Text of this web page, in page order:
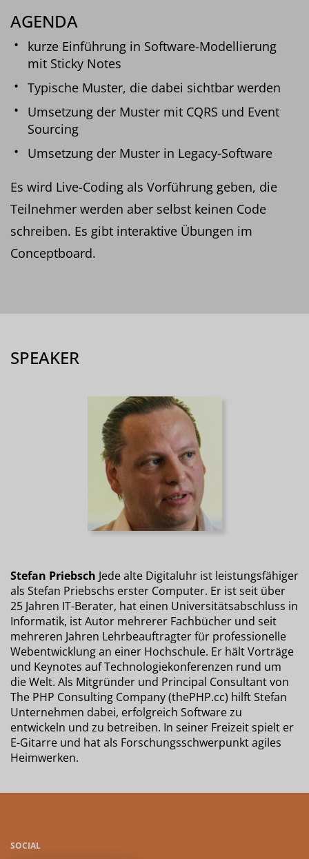
AGENDA
kurze Einführung in Software-Modellierung
mit Sticky Notes
Typische Muster, die dabei sichtbar werden
Umsetzung der Muster mit CQRS und Event
Sourcing
Umsetzung der Muster in Legacy-Software
Es wird Live-Coding als Vorführung geben, die
Teilnehmer werden aber selbst keinen Code
schreiben. Es gibt interaktive Übungen im
Conceptboard.
SPEAKER
Stefan Priebsch Jede alte Digitaluhr ist leistungsfähiger
als Stefan Priebschs erster Computer. Er ist seit über
25 Jahren IT-Berater, hat einen Universitätsabschluss in
Informatik, ist Autor mehrerer Fachbücher und seit
mehreren Jahren Lehrbeauftragter für professionelle
Webentwicklung an einer Hochschule. Er hält Vorträge
und Keynotes auf Technologiekonferenzen rund um
die Welt. Als Mitgründer und Principal Consultant von
The PHP Consulting Company (thePHP.cc) hilft Stefan
Unternehmen dabei, erfolgreich Software zu
entwickeln und zu betreiben. In seiner Freizeit spielt er
E-Gitarre und hat als Forschungsschwerpunkt agiles
Heimwerken.
SOCIAL